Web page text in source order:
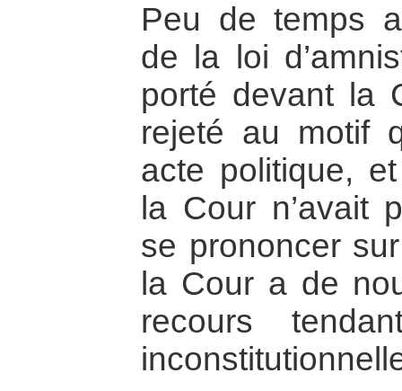
Peu de temps
de la loi
porté devant la
rejeté au motif
acte politique,
la Cour n’avait
se prononcer
la Cour a de
recours